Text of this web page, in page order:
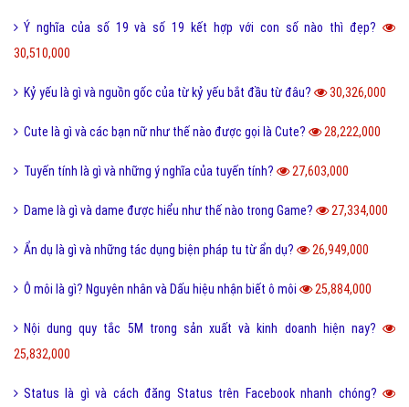
Ý nghĩa của số 19 và số 19 kết hợp với con số nào thì đẹp?
30,510,000
Kỷ yếu là gì và nguồn gốc của từ kỷ yếu bắt đầu từ đâu? 30,326,000
Cute là gì và các bạn nữ như thế nào được gọi là Cute? 28,222,000
Tuyến tính là gì và những ý nghĩa của tuyến tính? 27,603,000
Dame là gì và dame được hiểu như thế nào trong Game? 27,334,000
Ẩn dụ là gì và những tác dụng biện pháp tu từ ẩn dụ? 26,949,000
Ô môi là gì? Nguyên nhân và Dấu hiệu nhận biết ô môi 25,884,000
Nội dung quy tắc 5M trong sản xuất và kinh doanh hiện nay?
25,832,000
Status là gì và cách đăng Status trên Facebook nhanh chóng?